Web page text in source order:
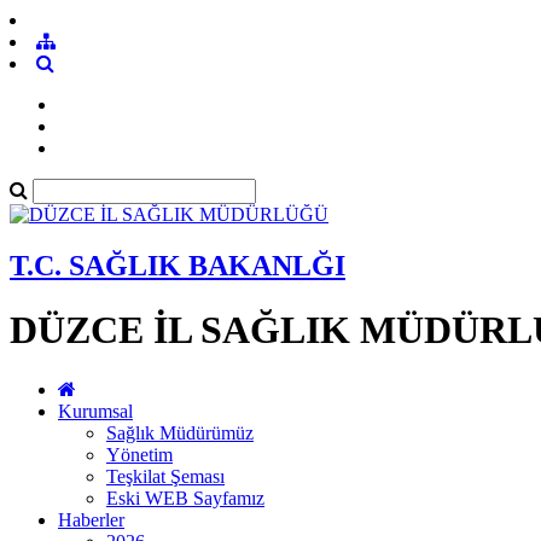
T.C. SAĞLIK BAKANLĞI
DÜZCE İL SAĞLIK
Kurumsal
Sağlık Müdürümüz
Yönetim
Teşkilat Şeması
Eski WEB Sayfamız
Haberler